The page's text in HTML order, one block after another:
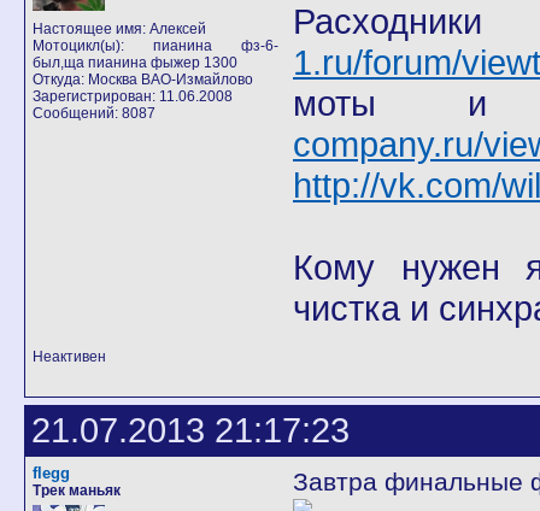
Настоящее имя: Алексей
Мотоцикл(ы): пианина фз-6-
был,ща пианина фыжер 1300
Откуда: Москва ВАО-Измайлово
Зарегистрирован: 11.06.2008
Сообщений: 8087
1.ru/forum/
company.ru/
http://vk.com/
Кому нужен
чистка и
Неактивен
21.07.2013 21:17:23
flegg
Трек маньяк Завтра финальные